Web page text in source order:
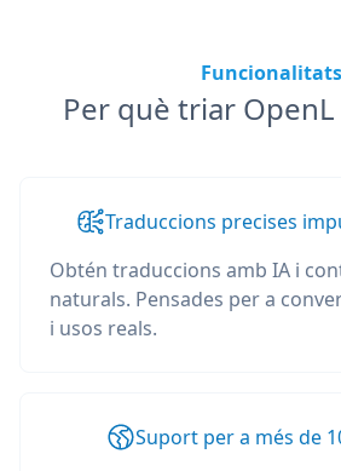
Funcionalitats
Per què triar OpenL
Traduccions precises
Obtén traduccions amb IA i
naturals. Pensades per a
i usos reals.
Suport per a més de